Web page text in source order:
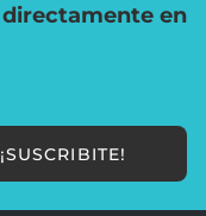
directamente en
¡SUSCRIBITE!